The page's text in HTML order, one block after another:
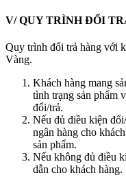
V/ QUY TRÌNH ĐỔI
Quy trình đổi trả hàng với
Vàng.
Khách hàng mang
tình trạng sản phẩm
đổi/trả.
Nếu đủ điều kiện
ngân hàng cho
sản phẩm.
Nếu không đủ điều
dẫn cho khách hàng.